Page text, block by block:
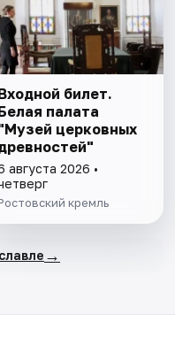
билет.
палата
церковных
августа 2026 •
кремль
→